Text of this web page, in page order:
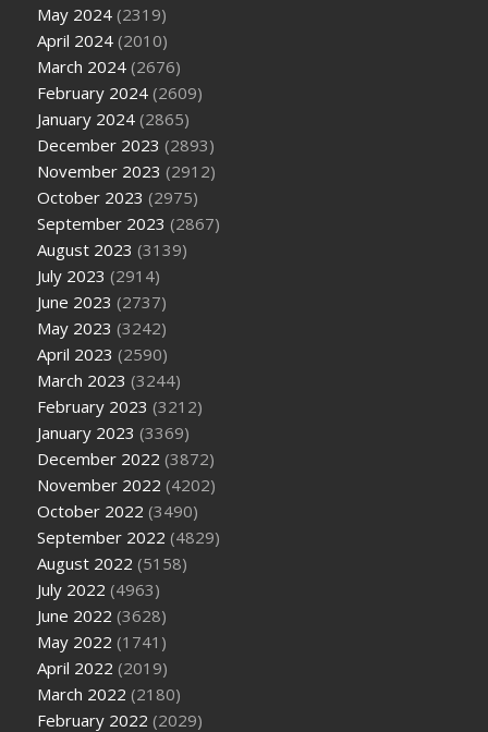
May 2024 (2319)
April 2024 (2010)
March 2024 (2676)
February 2024 (2609)
January 2024 (2865)
December 2023 (2893)
November 2023 (2912)
October 2023 (2975)
September 2023 (2867)
August 2023 (3139)
July 2023 (2914)
June 2023 (2737)
May 2023 (3242)
April 2023 (2590)
March 2023 (3244)
February 2023 (3212)
January 2023 (3369)
December 2022 (3872)
November 2022 (4202)
October 2022 (3490)
September 2022 (4829)
August 2022 (5158)
July 2022 (4963)
June 2022 (3628)
May 2022 (1741)
April 2022 (2019)
March 2022 (2180)
February 2022 (2029)